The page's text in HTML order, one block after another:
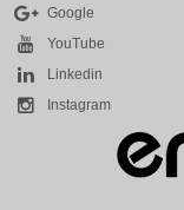
Google
YouTube
Linkedin
Instagram